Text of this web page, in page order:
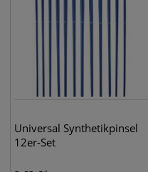
Universal Synthetikpinsel
12er-Set